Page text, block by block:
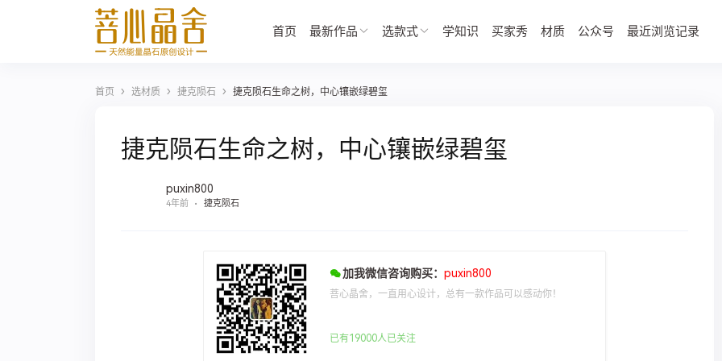
首页 最新作品 选款式 学知识 买家秀 材质 公众号 最近浏览记录
首页 › 选材质 › 捷克陨石 › 捷克陨石生命之树，中心镶嵌绿碧玺
捷克陨石生命之树，中心镶嵌绿碧玺
puxin800
4年前 捷克陨石
加我微信咨询购买： puxin800
菩心晶舍，一直用心设计，总有一款作品可以感动你！
已有19000人已关注